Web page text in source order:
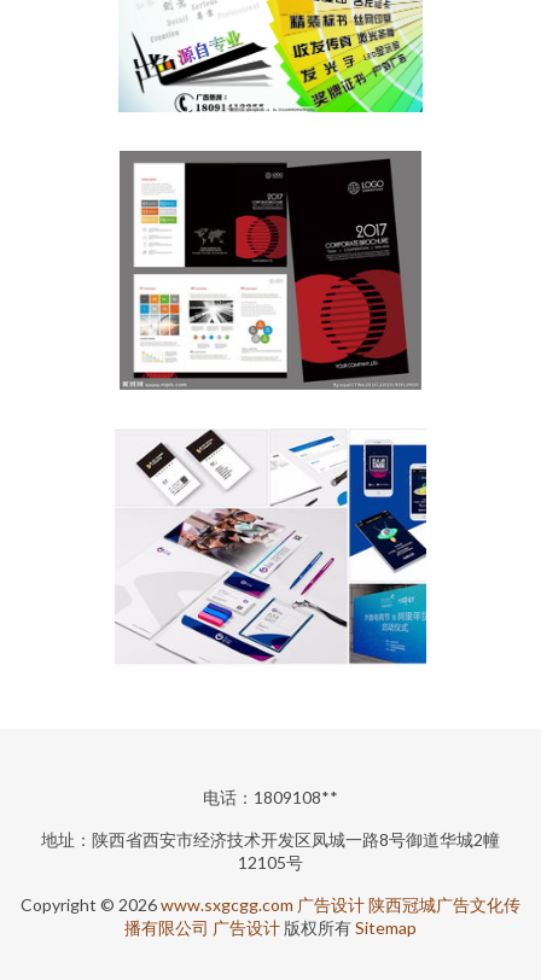
电话：1809108**
地址：陕西省西安市经济技术开发区凤城一路8号御道华城2幢
12105号
Copyright © 2026www.sxgcgg.com 广告设计陕西冠城广告文化传
播有限公司 广告设计 版权所有Sitemap